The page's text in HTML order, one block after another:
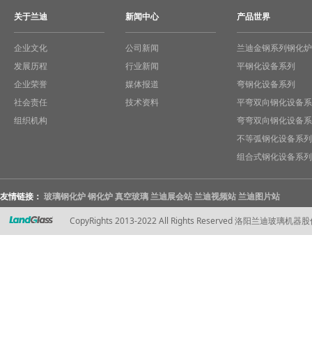
关于兰迪
企业文化
发展历程
企业荣誉
社会责任
组织机构
新闻中心
公司新闻
行业新闻
媒体报道
技术资料
产品世界
兰迪金钢系列钢化炉
平钢化设备系列
弯钢化设备系列
平弯双向钢化设备
弯弯双向钢化设备
不等弧钢化设备系列
组合式钢化设备系列
友情链接： 玻璃钢化炉钢化炉真空玻璃兰迪展会站兰迪视频站兰迪图片站
CopyRights 2013-2022 All Rights Reserved 洛阳兰迪玻璃机器